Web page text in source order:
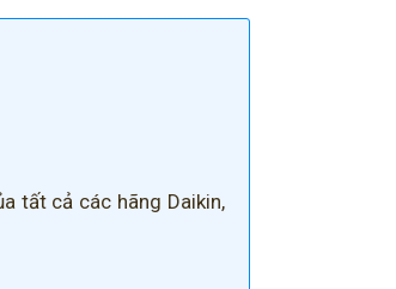
tất cả các hãng Daikin,